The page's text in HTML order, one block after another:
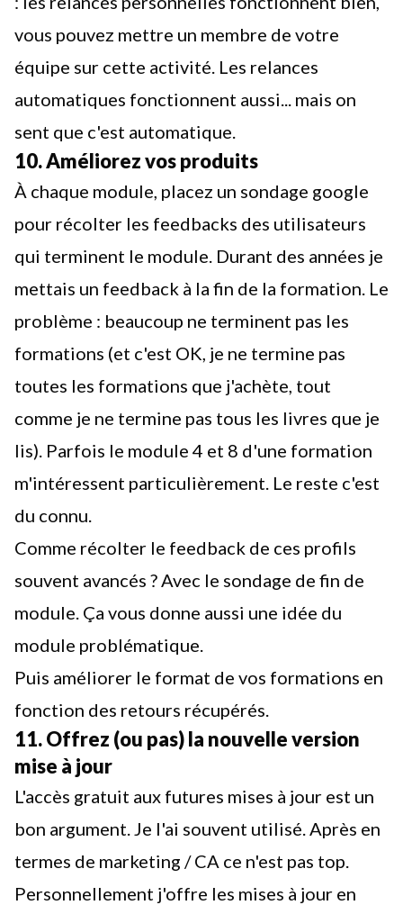
vous pouvez mettre un membre de votre
équipe sur cette activité. Les relances
automatiques fonctionnent aussi... mais on
sent que c'est automatique.
10. Améliorez vos produits
À chaque module, placez un sondage google
pour récolter les feedbacks des utilisateurs
qui terminent le module. Durant des années je
mettais un feedback à la fin de la formation. Le
problème : beaucoup ne terminent pas les
formations (et c'est OK, je ne termine pas
toutes les formations que j'achète, tout
comme je ne termine pas tous les livres que je
lis). Parfois le module 4 et 8 d'une formation
m'intéressent particulièrement. Le reste c'est
du connu.
Comme récolter le feedback de ces profils
souvent avancés ? Avec le sondage de fin de
module. Ça vous donne aussi une idée du
module problématique.
Puis améliorer le format de vos formations en
fonction des retours récupérés.
11. Offrez (ou pas) la nouvelle version
mise à jour
L'accès gratuit aux futures mises à jour est un
bon argument. Je l'ai souvent utilisé. Après en
termes de marketing / CA ce n'est pas top.
Personnellement j'offre les mises à jour en